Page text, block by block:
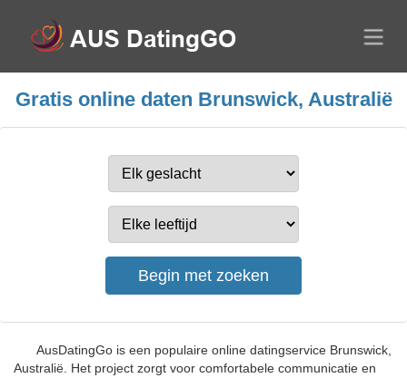
Gratis online daten Brunswick, Australië
AusDatingGo is een populaire online datingservice Brunswick,
Australië. Het project zorgt voor comfortabele communicatie en